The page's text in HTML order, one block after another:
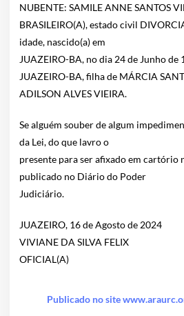
NUBENTE: SAMILE ANNE SANTOS
BRASILEIRO(A), estado civil
idade, nascido(a) em
JUAZEIRO-BA, no dia 24 de Junho
JUAZEIRO-BA, filha de MÁRCIA
ADILSON ALVES VIEIRA.
Se alguém souber de algum
da Lei, do que lavro o
presente para ser afixado em cartório
publicado no Diário do Poder
Judiciário.
JUAZEIRO, 16 de Agosto de 2024
VIVIANE DA SILVA FELIX
OFICIAL(A)
Publicado no site